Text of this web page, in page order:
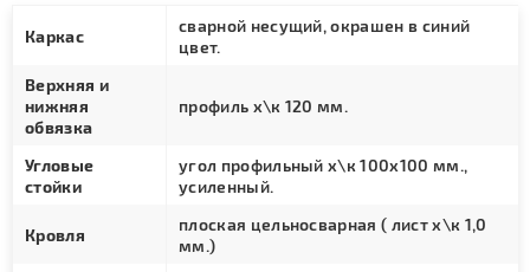
Каркас
сварной несущий, окрашен в синий
цвет.
Верхняя и
нижняя
обвязка
профиль х\к 120 мм.
Угловые
стойки
угол профильный х\к 100х100 мм.,
усиленный.
Кровля
плоская цельносварная ( лист х\к 1,0
мм.)